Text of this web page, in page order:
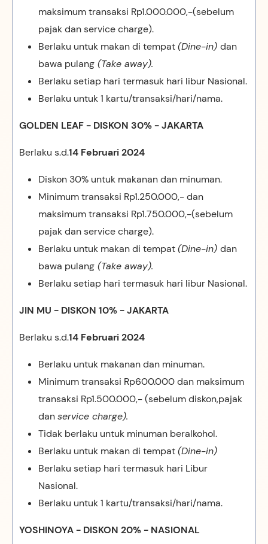
maksimum transaksi Rp1.000.000,-(sebelum
pajak dan service charge).
Berlaku untuk makan di tempat(Dine-in) dan
bawa pulang (Take away).
Berlaku setiap hari termasuk hari libur Nasional.
Berlaku untuk 1 kartu/transaksi/hari/nama.
GOLDEN LEAF - DISKON 30% - JAKARTA
Berlaku s.d.14 Februari 2024
Diskon 30% untuk makanan dan minuman.
Minimum transaksi Rp1.250.000,- dan
maksimum transaksi Rp1.750.000,-(sebelum
pajak dan service charge).
Berlaku untuk makan di tempat(Dine-in) dan
bawa pulang (Take away).
Berlaku setiap hari termasuk hari libur Nasional.
JIN MU - DISKON 10% - JAKARTA
Berlaku s.d.14 Februari 2024
Berlaku untuk makanan dan minuman.
Minimum transaksi Rp600.000 dan maksimum
transaksi Rp1.500.000,- (sebelum diskon,pajak
danservice charge).
Tidak berlaku untuk minuman beralkohol.
Berlaku untuk makan di tempat(Dine-in)
Berlaku setiap hari termasuk hari Libur
Nasional.
Berlaku untuk 1 kartu/transaksi/hari/nama.
YOSHINOYA - DISKON 20% - NASIONAL